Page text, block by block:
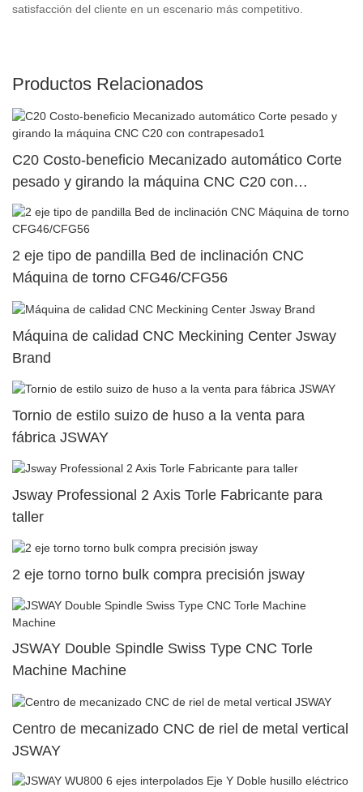
satisfacción del cliente en un escenario más competitivo.
Productos Relacionados
C20 Costo-beneficio Mecanizado automático Corte
pesado y girando la máquina CNC C20 con
contrapesado1
2 eje tipo de pandilla Bed de inclinación CNC
Máquina de torno CFG46/CFG56
Máquina de calidad CNC Meckining Center Jsway
Brand
Tornio de estilo suizo de huso a la venta para
fábrica JSWAY
Jsway Professional 2 Axis Torle Fabricante para
taller
2 eje torno torno bulk compra precisión jsway
JSWAY Double Spindle Swiss Type CNC Torle
Machine Machine
Centro de mecanizado CNC de riel de metal vertical
JSWAY